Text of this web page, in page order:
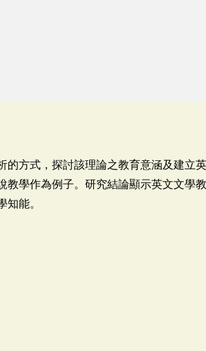
方式，探討該理論之教育意涵及建立
學作為例子。研究結論顯示英文文學
能。